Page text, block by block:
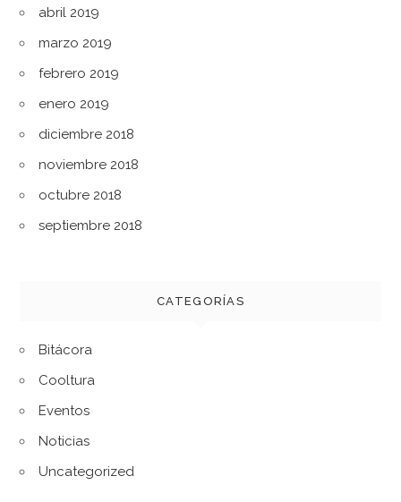
abril 2019
marzo 2019
febrero 2019
enero 2019
diciembre 2018
noviembre 2018
octubre 2018
septiembre 2018
CATEGORÍAS
Bitácora
Cooltura
Eventos
Noticias
Uncategorized